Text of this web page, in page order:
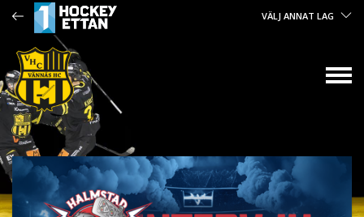
VÄLJ ANNAT LAG